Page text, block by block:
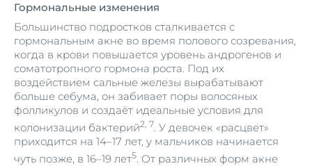
Гормональные изменения
Большинство подростков сталкивается с
гормональным акне во время полового созревания,
когда в крови повышается уровень андрогенов и
соматотропного гормона роста. Под их
воздействием сальные железы вырабатывают
больше себума, он забивает поры волосяных
фолликулов и создаёт идеальные условия для
колонизации бактерий2, 7. У девочек «расцвет»
приходится на 14–17 лет, у мальчиков начинается
чуть позже, в 16–19 лет5. От различных форм акне